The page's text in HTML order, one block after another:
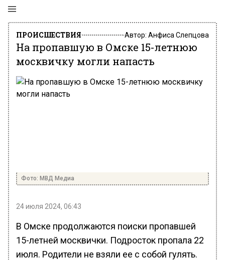
ПРОИСШЕСТВИЯ Автор: Анфиса Слепцова
На пропавшую в Омске 15-летнюю
москвичку могли напасть
Фото: МВД Медиа
24 июля 2024, 06:43
В Омске продолжаются поиски пропавшей
15-летней москвички. Подросток пропала 22
июля. Родители не взяли ее с собой гулять.